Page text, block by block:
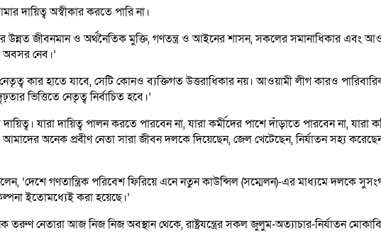
দায়িত্ব অস্বীকার করতে পারি না।
উন্নত জীবনমান ও অর্থনৈতিক মুক্তি, গণতন্ত্র ও আইনের শাসন, সকলের সমানাধিকার এবং
অবসর নেব।’
কার হাতে যাবে, সেটি কোনও ব্যক্তিগত উত্তরাধিকার নয়। আওয়ামী লীগ কারও
ভিত্তিতে নেতৃত্ব নির্বাচিত হবে।’
যারা দায়িত্ব পালন করতে পারবেন না, যারা কর্মীদের পাশে দাঁড়াতে পারবেন না,
অনেক প্রবীণ নেতা সারা জীবন দলকে দিয়েছেন, জেল খেটেছেন, নির্যাতন সহ্য
‘দেশে গণতান্ত্রিক পরিবেশ ফিরিয়ে এনে নতুন কাউন্সিল (সম্মেলন)-এর মাধ্যমে দলকে
ইতোমধ্যেই করা হয়েছে।’
নেতারা আজ নিজ নিজ অবস্থান থেকে, রাষ্ট্রযন্ত্রের সকল জুলুম-অত্যাচার-নির্যাতন